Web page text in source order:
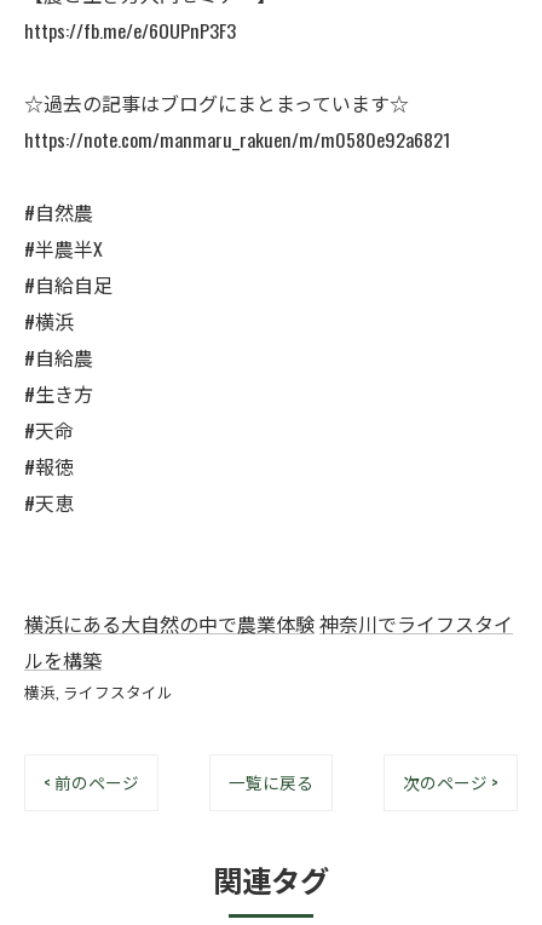
https://fb.me/e/6OUPnP3F3
☆過去の記事はブログにまとまっています☆
https://note.com/manmaru_rakuen/m/m0580e92a6821
#自然農
#半農半X
#自給自足
#横浜
#自給農
#生き方
#天命
#報徳
#天恵
横浜にある大自然の中で農業体験神奈川でライフスタイ
ルを構築
横浜 ライフスタイル
< 前のページ 一覧に戻る 次のページ >
関連タグ